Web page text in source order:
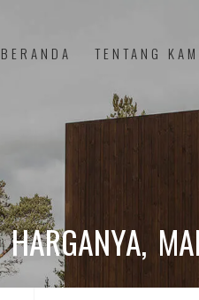
BERANDA TENTANG